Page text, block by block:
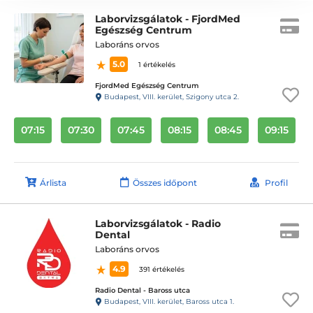
Laborvizsgálatok - FjordMed
Egészség Centrum
Laboráns orvos
5.0
1 értékelés
FjordMed Egészség Centrum
Budapest, VIII. kerület, Szigony utca 2.
07:15 07:30 07:45 08:15 08:45 09:15
Árlista Összes időpont Profil
Laborvizsgálatok - Radio
Dental
Laboráns orvos
4.9
391 értékelés
Radio Dental - Baross utca
Budapest, VIII. kerület, Baross utca 1.